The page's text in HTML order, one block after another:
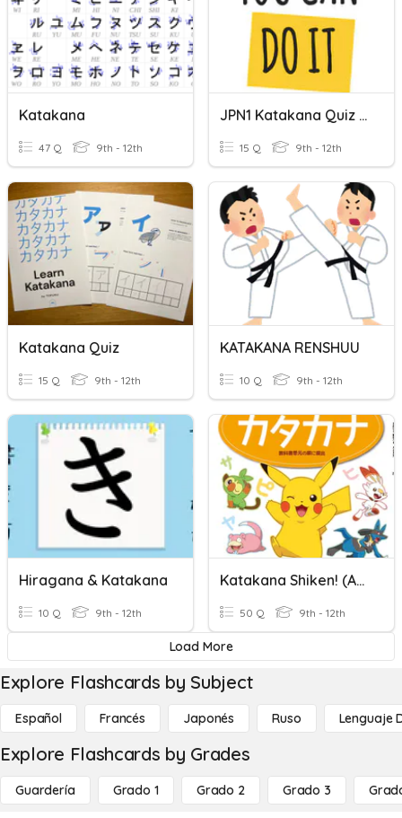
Katakana
47 Q 9th - 12th
JPN1 Katakana Quiz 4 Practice 🤙
15 Q 9th - 12th
Katakana Quiz
15 Q 9th - 12th
KATAKANA RENSHUU
10 Q 9th - 12th
Hiragana & Katakana
10 Q 9th - 12th
Katakana Shiken! (ALL OF THE KATAKANA)
50 Q 9th - 12th
Load More
Explore Flashcards by Subject
Español Francés Japonés Ruso Lenguaje
Explore Flashcards by Grades
Guardería Grado 1 Grado 2 Grado 3